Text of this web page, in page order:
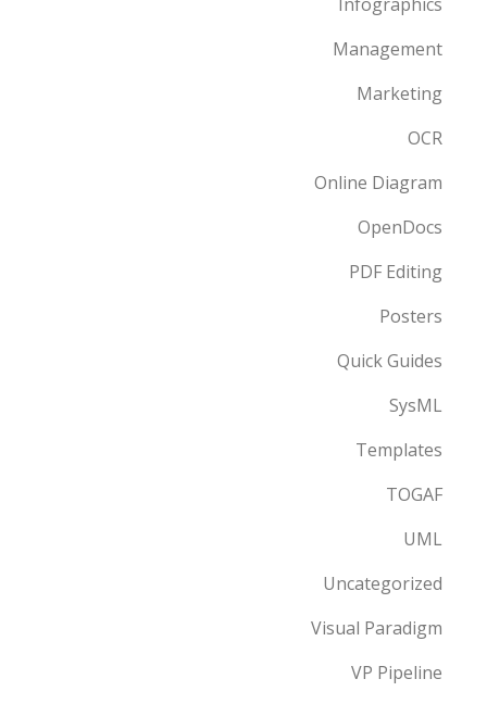
Infographics
Management
Marketing
OCR
Online Diagram
OpenDocs
PDF Editing
Posters
Quick Guides
SysML
Templates
TOGAF
UML
Uncategorized
Visual Paradigm
VP Pipeline